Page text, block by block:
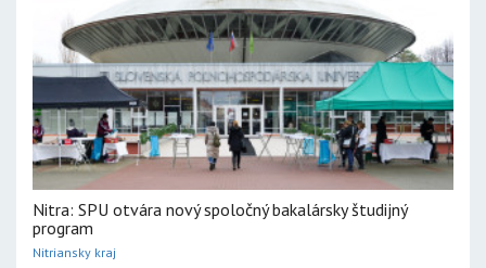
Nitra: SPU otvára nový spoločný bakalársky študijný
program
Nitriansky kraj